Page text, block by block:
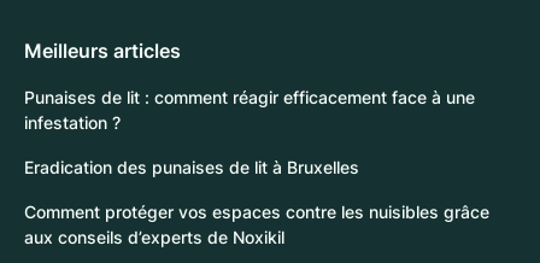
Meilleurs articles
Punaises de lit : comment réagir efficacement face à une
infestation ?
Eradication des punaises de lit à Bruxelles
Comment protéger vos espaces contre les nuisibles grâce
aux conseils d’experts de Noxikil